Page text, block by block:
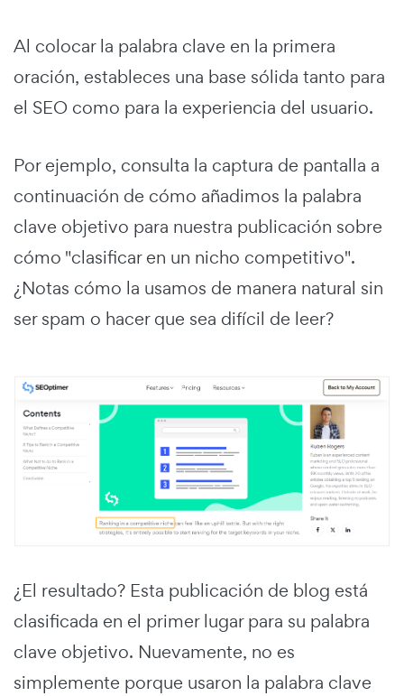
Al colocar la palabra clave en la primera
oración, estableces una base sólida tanto para
el SEO como para la experiencia del usuario.
Por ejemplo, consulta la captura de pantalla a
continuación de cómo añadimos la palabra
clave objetivo para nuestra publicación sobre
cómo "clasificar en un nicho competitivo".
¿Notas cómo la usamos de manera natural sin
ser spam o hacer que sea difícil de leer?
¿El resultado? Esta publicación de blog está
clasificada en el primer lugar para su palabra
clave objetivo. Nuevamente, no es
simplemente porque usaron la palabra clave